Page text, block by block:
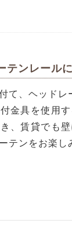
テンレール
て、ヘッドレ
金具を使用
、賃貸でも
テンをお楽し